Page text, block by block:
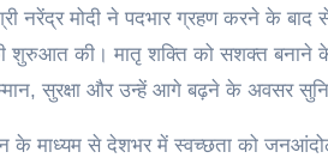
नरेंद्र मोदी ने पदभार ग्रहण करने के
शुरुआत की। मातृ शक्ति को सशक्त बनाने
सुरक्षा और उन्हें आगे बढ़ने के अवसर
के माध्यम से देशभर में स्वच्छता को